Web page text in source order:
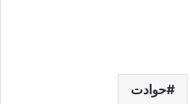
حوادت